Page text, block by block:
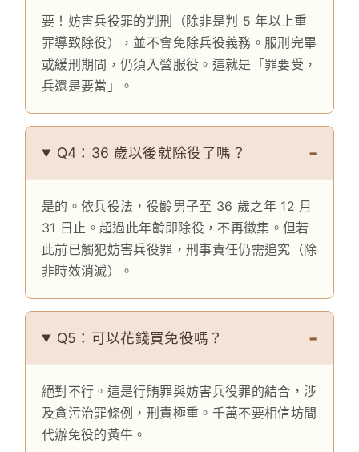
要！妨害兵役罪的判刑（除非是判 5 年以上重
罪導致除役），並不會免除兵役義務。服刑完畢
或緩刑期間，仍須入營服役。這就是「罪要受，
兵還是要當」。
Q4：36 歲以後就除役了嗎？
是的。依兵役法，役齡男子至 36 歲之年 12 月
31 日止。超過此年齡即除役，不再徵集。但若
此前已觸犯妨害兵役罪，刑事責任仍需追究（除
非時效消滅）。
Q5：可以花錢買免役嗎？
絕對不行。這是行賄罪與妨害兵役罪的結合，涉
及貪污治罪條例，刑責極重。千萬不要相信坊間
代辦免役的黃牛。